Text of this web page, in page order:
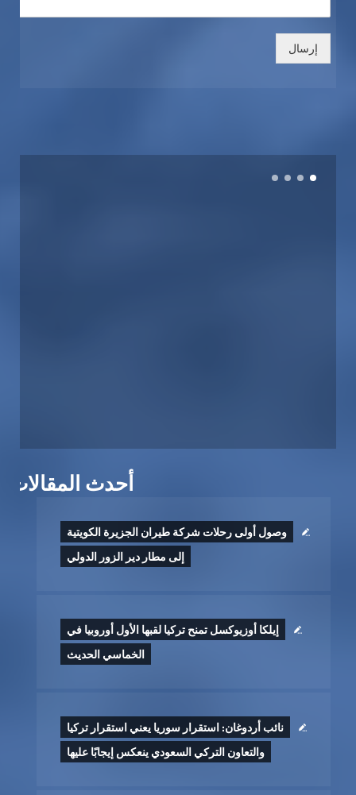
إرسال
أحدث المقالات
وصول أولى رحلات شركة طيران الجزيرة الكويتية
إلى مطار دير الزور الدولي
إيلكا أوزيوكسل تمنح تركيا لقبها الأول أوروبيا في
الخماسي الحديث
نائب أردوغان: استقرار سوريا يعني استقرار تركيا
والتعاون التركي السعودي ينعكس إيجابًا عليها